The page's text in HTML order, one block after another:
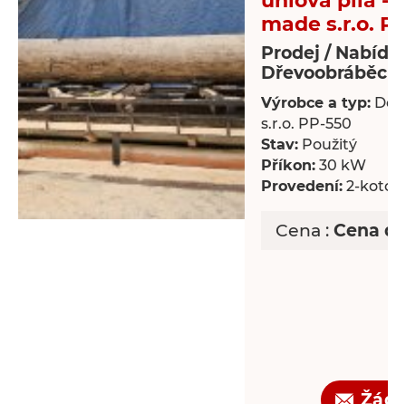
made s.r.o.
Prodej /
Dřevoobráběcí
Výrobce a typ:
s.r.o. PP-550
Stav: Použitý
Příkon: 30 kW
Provedení: 2-
Cena : Cena